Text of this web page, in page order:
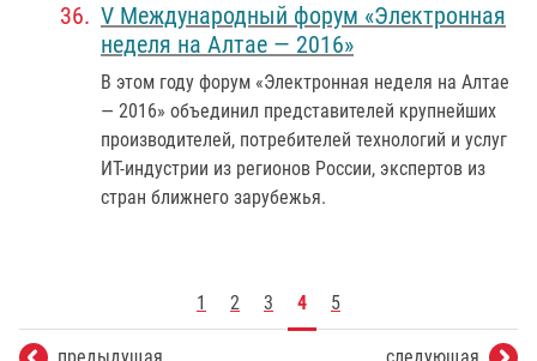
V Международный форум «Электронная
неделя на Алтае — 2016»
В этом году форум «Электронная неделя на Алтае
— 2016» объединил представителей крупнейших
производителей, потребителей технологий и услуг
ИТ-индустрии из регионов России, экспертов из
стран ближнего зарубежья.
1 2 3 4 5